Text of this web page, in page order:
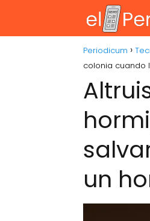
Periodicum
colonia cuando
un